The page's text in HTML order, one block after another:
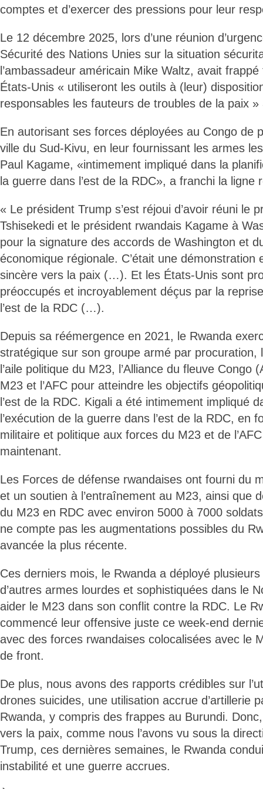
comptes et d’exercer des pressions pour leur
Le 12 décembre 2025, lors d’une réunion
Sécurité des Nations Unies sur la situation
l’ambassadeur américain Mike Waltz, avait
États-Unis « utiliseront les outils à (leur)
responsables les fauteurs de troubles de la paix »
En autorisant ses forces déployées au Congo de
ville du Sud-Kivu, en leur fournissant les armes
Paul Kagame, «intimement impliqué dans la
la guerre dans l’est de la RDC», a franchi la ligne
« Le président Trump s’est réjoui d’avoir réuni le
Tshisekedi et le président rwandais Kagame à
pour la signature des accords de Washington et
économique régionale. C’était une démonstration
sincère vers la paix (…). Et les États-Unis sont
préoccupés et incroyablement déçus par la
l’est de la RDC (…).
Depuis sa réémergence en 2021, le Rwanda
stratégique sur son groupe armé par procuration,
l’aile politique du M23, l’Alliance du fleuve Congo
M23 et l’AFC pour atteindre les objectifs
l’est de la RDC. Kigali a été intimement impliqué
l’exécution de la guerre dans l’est de la RDC, en
militaire et politique aux forces du M23 et de
maintenant.
Les Forces de défense rwandaises ont fourni du
et un soutien à l’entraînement au M23, ainsi que
du M23 en RDC avec environ 5000 à 7000
ne compte pas les augmentations possibles du
avancée la plus récente.
Ces derniers mois, le Rwanda a déployé
d’autres armes lourdes et sophistiquées dans le
aider le M23 dans son conflit contre la RDC. Le
commencé leur offensive juste ce week-end
avec des forces rwandaises colocalisées avec le
de front.
De plus, nous avons des rapports crédibles sur
drones suicides, une utilisation accrue d’artillerie
Rwanda, y compris des frappes au Burundi.
vers la paix, comme nous l’avons vu sous la
Trump, ces dernières semaines, le Rwanda
instabilité et une guerre accrues.